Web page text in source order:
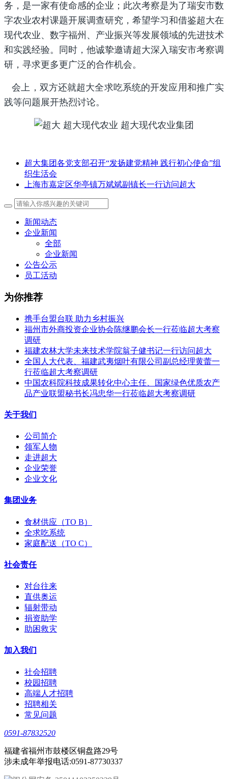
务，是一家有使命感的企业；此次考察是为了瑞安市数
字农业农村课题开展调查研究，希望学习和借鉴超大在
现代农业、数字福州、产业振兴等发展领域的先进技术
和实践经验。同时，他诚挚邀请超大深入瑞安市考察调
研，寻求更多更广泛的合作机会。
会上，双方还就超大全求吃系统的开发应用和推广实
践等问题展开热烈讨论。
超大集团各党支部召开“发扬建党精神 践行初心使命”组
织生活会
上海市嘉定区华亭镇万斌斌副镇长一行访问超大
新闻动态
企业新闻
全部
企业新闻
公告公示
员工活动
为你推荐
携手台盟台联 助力乡村振兴
福州市外商投资企业协会陈继鹏会长一行莅临超大考察
调研
福建农林大学未来技术学院翁子健书记一行访问超大
全国人大代表、福建武夷烟叶有限公司副总经理黄蕾一
行莅临超大考察调研
中国农科院科技成果转化中心主任、国家绿色优质农产
品产业联盟秘书长冯忠华一行莅临超大考察调研
关于我们
公司简介
领军人物
走进超大
企业荣誉
企业文化
集团业务
食材供应（TO B）
全求吃系统
家庭配送（TO C）
社会责任
对台往来
直供奥运
辐射带动
捐资助学
助困救灾
加入我们
社会招聘
校园招聘
高端人才招聘
招聘相关
常见问题
0591-87832520
福建省福州市鼓楼区铜盘路29号
涉未成年举报电话:0591-87730337